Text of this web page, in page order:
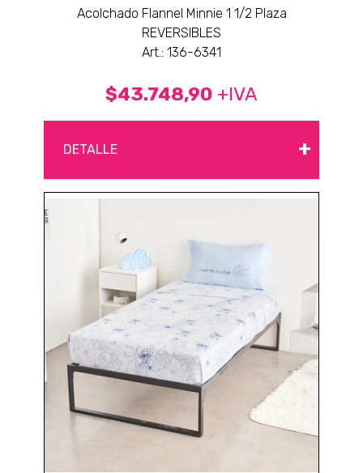
Acolchado Flannel Minnie 1 1/2 Plaza
REVERSIBLES
Art.: 136-6341
$43.748,90 +IVA
DETALLE +